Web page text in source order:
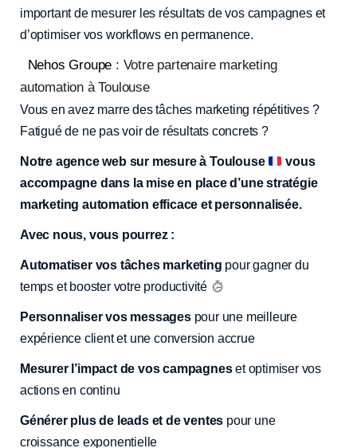
important de mesurer les résultats de vos campagnes et
d’optimiser vos workflows en permanence.
Nehos Groupe : Votre partenaire marketing
automation à Toulouse
Vous en avez marre des tâches marketing répétitives ?
Fatigué de ne pas voir de résultats concrets ?
Notre agence web sur mesure à Toulouse
vous
accompagne dans la mise en place d’une stratégie
marketing automation efficace et personnalisée.
Avec nous, vous pourrez :
Automatiser vos tâches marketing pour gagner du
temps et booster votre productivité
Personnaliser vos messagespour une meilleure
expérience client et une conversion accrue
Mesurer l’impact de vos campagneset optimiser vos
actions en continu
Générer plus de leads et de ventes pour une
croissance exponentielle